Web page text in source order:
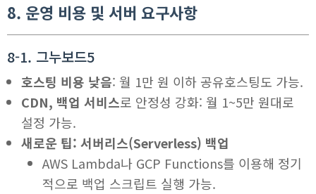
8. 운영 비용 및 서버 요구사항
8-1. 그누보드5
호스팅 비용 낮음: 월 1만 원 이하 공유호스팅도 가능.
CDN, 백업 서비스로 안정성 강화: 월 1~5만 원대로
설정 가능.
새로운 팁: 서버리스(Serverless) 백업
AWS Lambda나 GCP Functions를 이용해 정기
적으로 백업 스크립트 실행 가능.